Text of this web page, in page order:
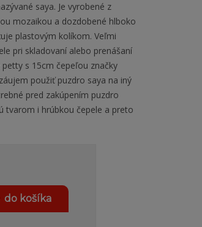
saya. Je vyrobené z
mozaikou a dozdobené hlboko
plastovým kolíkom. Veľmi
pri skladovaní alebo prenášaní
s 15cm čepeľou značky
použiť puzdro saya na iný
pred zakúpením puzdro
tvarom i hrúbkou čepele a preto
do košíka